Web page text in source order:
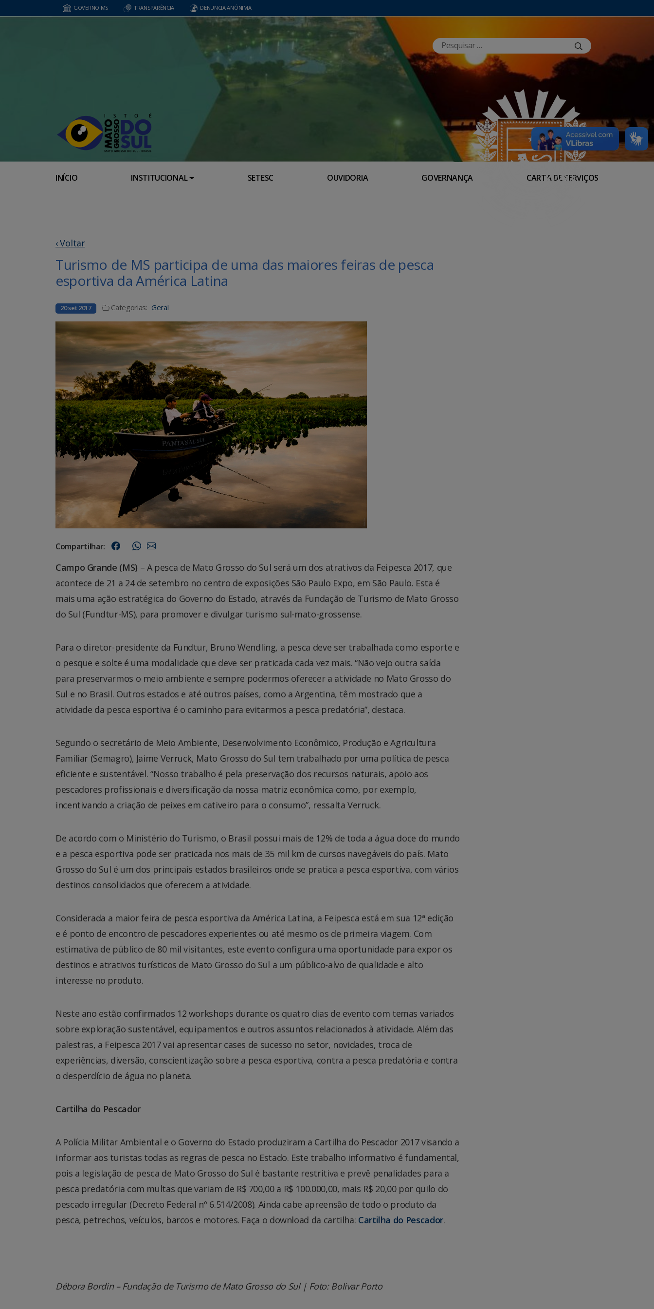
GOVERNO MS TRANSPARÊNCIA DENUNCIA ANÔNIMA
INÍCIO INSTITUCIONAL SETESC OUVIDORIA GOVERNANÇA CARTA DE SERVIÇOS
‹ Voltar
Turismo de MS participa de uma das maiores feiras de pesca
esportiva da América Latina
20 set 2017 Categorias: Geral
Compartilhar:
Campo Grande (MS) – A pesca de Mato Grosso do Sul será um dos atrativos da Feipesca 2017, que
acontece de 21 a 24 de setembro no centro de exposições São Paulo Expo, em São Paulo. Esta é
mais uma ação estratégica do Governo do Estado, através da Fundação de Turismo de Mato Grosso
do Sul (Fundtur-MS), para promover e divulgar turismo sul-mato-grossense.
Para o diretor-presidente da Fundtur, Bruno Wendling, a pesca deve ser trabalhada como esporte e
o pesque e solte é uma modalidade que deve ser praticada cada vez mais. “Não vejo outra saída
para preservarmos o meio ambiente e sempre podermos oferecer a atividade no Mato Grosso do
Sul e no Brasil. Outros estados e até outros países, como a Argentina, têm mostrado que a
atividade da pesca esportiva é o caminho para evitarmos a pesca predatória”, destaca.
Segundo o secretário de Meio Ambiente, Desenvolvimento Econômico, Produção e Agricultura
Familiar (Semagro), Jaime Verruck, Mato Grosso do Sul tem trabalhado por uma política de pesca
eficiente e sustentável. “Nosso trabalho é pela preservação dos recursos naturais, apoio aos
pescadores profissionais e diversificação da nossa matriz econômica como, por exemplo,
incentivando a criação de peixes em cativeiro para o consumo”, ressalta Verruck.
De acordo com o Ministério do Turismo, o Brasil possui mais de 12% de toda a água doce do mundo
e a pesca esportiva pode ser praticada nos mais de 35 mil km de cursos navegáveis do país. Mato
Grosso do Sul é um dos principais estados brasileiros onde se pratica a pesca esportiva, com vários
destinos consolidados que oferecem a atividade.
Considerada a maior feira de pesca esportiva da América Latina, a Feipesca está em sua 12ª edição
e é ponto de encontro de pescadores experientes ou até mesmo os de primeira viagem. Com
estimativa de público de 80 mil visitantes, este evento configura uma oportunidade para expor os
destinos e atrativos turísticos de Mato Grosso do Sul a um público-alvo de qualidade e alto
interesse no produto.
Neste ano estão confirmados 12 workshops durante os quatro dias de evento com temas variados
sobre exploração sustentável, equipamentos e outros assuntos relacionados à atividade. Além das
palestras, a Feipesca 2017 vai apresentar cases de sucesso no setor, novidades, troca de
experiências, diversão, conscientização sobre a pesca esportiva, contra a pesca predatória e contra
o desperdício de água no planeta.
Cartilha do Pescador
A Polícia Militar Ambiental e o Governo do Estado produziram a Cartilha do Pescador 2017 visando a
informar aos turistas todas as regras de pesca no Estado. Este trabalho informativo é fundamental,
pois a legislação de pesca de Mato Grosso do Sul é bastante restritiva e prevê penalidades para a
pesca predatória com multas que variam de R$ 700,00 a R$ 100.000,00, mais R$ 20,00 por quilo do
pescado irregular (Decreto Federal nº 6.514/2008). Ainda cabe apreensão de todo o produto da
pesca, petrechos, veículos, barcos e motores. Faça o download da cartilha: Cartilha do Pescador.
Débora Bordin – Fundação de Turismo de Mato Grosso do Sul | Foto: Bolivar Porto